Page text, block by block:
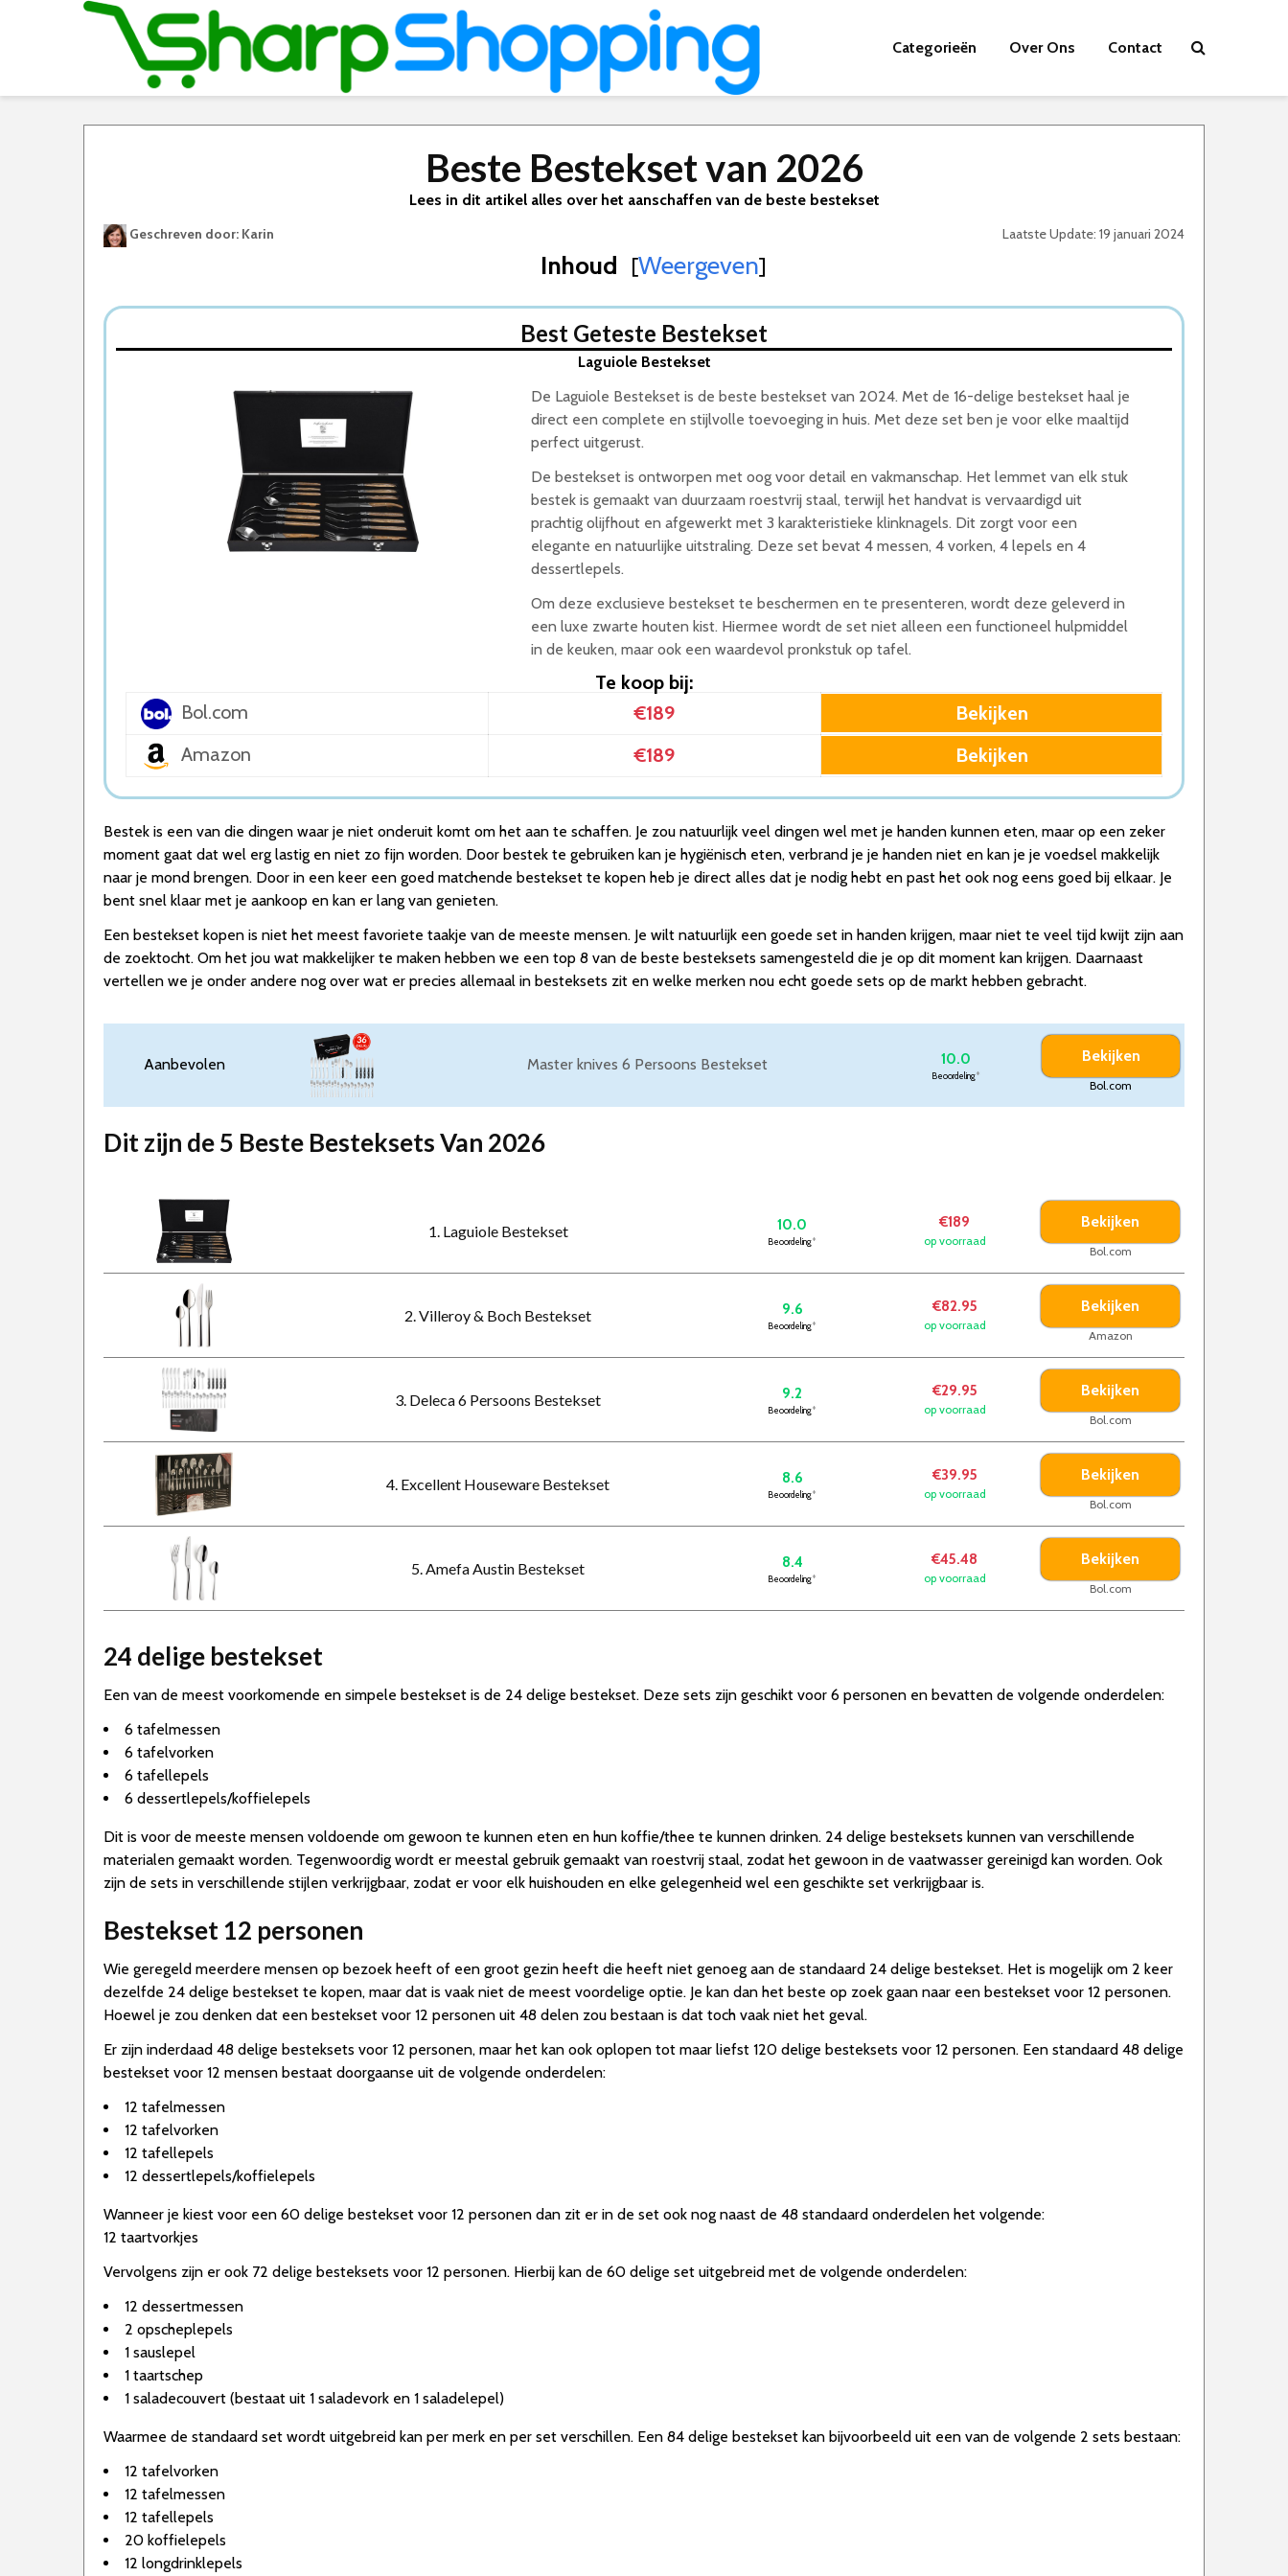
Categorieën Over Ons Contact
Beste Bestekset van 2026
Lees in dit artikel alles over het aanschaffen van de beste bestekset
Geschreven door: Karin Laatste Update: 19 januari 2024
Inhoud [Weergeven]
3. Deleca 6 Persoons Bestekset
4. Excellent Houseware Bestekset
5. Amefa Austin Bestekset
Wat is de beste Bestekset van 2026
1. Beste Bestekset van 2026
2. Goede Koop Bestekset
3. Stijlvolle Bestekset
4. Goede Prijs-Kwaliteit Bestekset
Best Geteste Bestekset
Laguiole Bestekset
De Laguiole Bestekset is de beste bestekset van 2024. Met de 16-delige bestekset haal je
direct een complete en stijlvolle toevoeging in huis. Met deze set ben je voor elke maaltijd
perfect uitgerust.
De bestekset is ontworpen met oog voor detail en vakmanschap. Het lemmet van elk stuk
bestek is gemaakt van duurzaam roestvrij staal, terwijl het handvat is vervaardigd uit
prachtig olijfhout en afgewerkt met 3 karakteristieke klinknagels. Dit zorgt voor een
elegante en natuurlijke uitstraling. Deze set bevat 4 messen, 4 vorken, 4 lepels en 4
dessertlepels.
Om deze exclusieve bestekset te beschermen en te presenteren, wordt deze geleverd in
een luxe zwarte houten kist. Hiermee wordt de set niet alleen een functioneel hulpmiddel
in de keuken, maar ook een waardevol pronkstuk op tafel.
Te koop bij:
Bol.com
€189
Bekijken
Amazon
€189 Bekijken
Bestek is een van die dingen waar je niet onderuit komt om het aan te schaffen. Je zou natuurlijk veel dingen wel met je handen kunnen eten, maar op een zeker
moment gaat dat wel erg lastig en niet zo fijn worden. Door bestek te gebruiken kan je hygiënisch eten, verbrand je je handen niet en kan je je voedsel makkelijk
naar je mond brengen. Door in een keer een goed matchende bestekset te kopen heb je direct alles dat je nodig hebt en past het ook nog eens goed bij elkaar. Je
bent snel klaar met je aankoop en kan er lang van genieten.
Een bestekset kopen is niet het meest favoriete taakje van de meeste mensen. Je wilt natuurlijk een goede set in handen krijgen, maar niet te veel tijd kwijt zijn aan
de zoektocht. Om het jou wat makkelijker te maken hebben we een top 8 van de beste besteksets samengesteld die je op dit moment kan krijgen. Daarnaast
vertellen we je onder andere nog over wat er precies allemaal in besteksets zit en welke merken nou echt goede sets op de markt hebben gebracht.
Aanbevolen Master knives 6 Persoons Bestekset 10.0
Beoordeling*
Bekijken
Bol.com
Dit zijn de 5 Beste Besteksets Van 2026
1. Laguiole Bestekset 10.0
Beoordeling*
€189
op voorraad
Bekijken
Bol.com
2. Villeroy & Boch Bestekset 9.6
Beoordeling*
€82.95
op voorraad
Bekijken
Amazon
3. Deleca 6 Persoons Bestekset 9.2
Beoordeling*
€29.95
op voorraad
Bekijken
Bol.com
4. Excellent Houseware Bestekset 8.6
Beoordeling*
€39.95
op voorraad
Bekijken
Bol.com
5. Amefa Austin Bestekset 8.4
Beoordeling*
€45.48
op voorraad
Bekijken
Bol.com
24 delige bestekset
Een van de meest voorkomende en simpele bestekset is de 24 delige bestekset. Deze sets zijn geschikt voor 6 personen en bevatten de volgende onderdelen:
6 tafelmessen
6 tafelvorken
6 tafellepels
6 dessertlepels/koffielepels
Dit is voor de meeste mensen voldoende om gewoon te kunnen eten en hun koffie/thee te kunnen drinken. 24 delige besteksets kunnen van verschillende
materialen gemaakt worden. Tegenwoordig wordt er meestal gebruik gemaakt van roestvrij staal, zodat het gewoon in de vaatwasser gereinigd kan worden. Ook
zijn de sets in verschillende stijlen verkrijgbaar, zodat er voor elk huishouden en elke gelegenheid wel een geschikte set verkrijgbaar is.
Bestekset 12 personen
Wie geregeld meerdere mensen op bezoek heeft of een groot gezin heeft die heeft niet genoeg aan de standaard 24 delige bestekset. Het is mogelijk om 2 keer
dezelfde 24 delige bestekset te kopen, maar dat is vaak niet de meest voordelige optie. Je kan dan het beste op zoek gaan naar een bestekset voor 12 personen.
Hoewel je zou denken dat een bestekset voor 12 personen uit 48 delen zou bestaan is dat toch vaak niet het geval.
Er zijn inderdaad 48 delige besteksets voor 12 personen, maar het kan ook oplopen tot maar liefst 120 delige besteksets voor 12 personen. Een standaard 48 delige
bestekset voor 12 mensen bestaat doorgaanse uit de volgende onderdelen:
12 tafelmessen
12 tafelvorken
12 tafellepels
12 dessertlepels/koffielepels
Wanneer je kiest voor een 60 delige bestekset voor 12 personen dan zit er in de set ook nog naast de 48 standaard onderdelen het volgende:
12 taartvorkjes
Vervolgens zijn er ook 72 delige besteksets voor 12 personen. Hierbij kan de 60 delige set uitgebreid met de volgende onderdelen:
12 dessertmessen
2 opscheplepels
1 sauslepel
1 taartschep
1 saladecouvert (bestaat uit 1 saladevork en 1 saladelepel)
Waarmee de standaard set wordt uitgebreid kan per merk en per set verschillen. Een 84 delige bestekset kan bijvoorbeeld uit een van de volgende 2 sets bestaan:
12 tafelvorken
12 tafelmessen
12 tafellepels
20 koffielepels
12 longdrinklepels